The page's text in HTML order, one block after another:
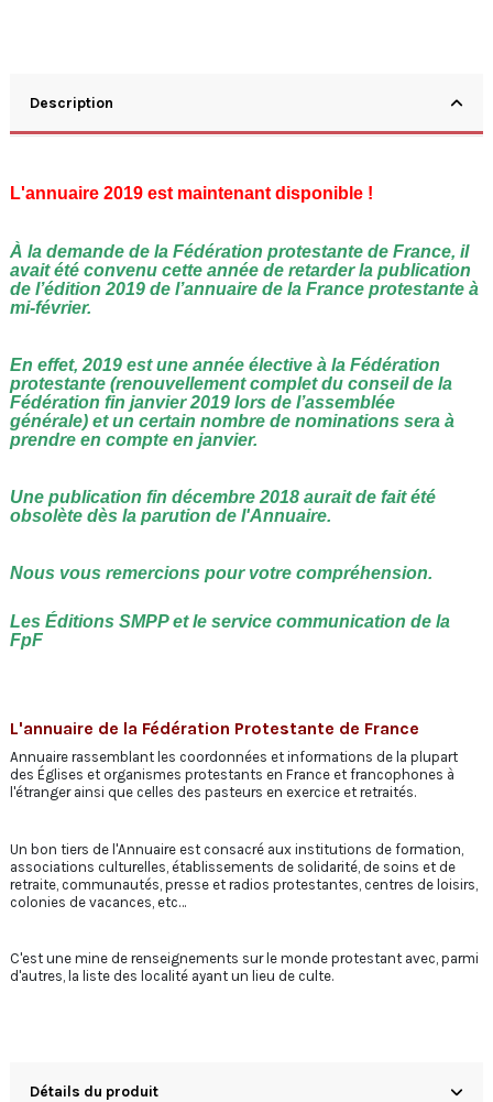
Description
L'annuaire 2019 est maintenant disponible !
À la demande de la Fédération protestante de France, il
avait été convenu cette année de retarder la publication
de l’édition 2019 de l’annuaire de la France protestante à
mi-février.
En effet, 2019 est une année élective à la Fédération
protestante (renouvellement complet du conseil de la
Fédération fin janvier 2019 lors de l’assemblée
générale) et un certain nombre de nominations sera à
prendre en compte en janvier.
Une publication fin décembre 2018 aurait de fait été
obsolète dès la parution de l'Annuaire.
Nous vous remercions pour votre compréhension.
Les Éditions SMPP et le service communication de la
FpF
L'annuaire de la Fédération Protestante de France
Annuaire rassemblant les coordonnées et informations de la plupart
des Églises et organismes protestants en France et francophones à
l'étranger ainsi que celles des pasteurs en exercice et retraités.
Un bon tiers de l'Annuaire est consacré aux institutions de formation,
associations culturelles, établissements de solidarité, de soins et de
retraite, communautés, presse et radios protestantes, centres de loisirs,
colonies de vacances, etc…
C'est une mine de renseignements sur le monde protestant avec, parmi
d'autres, la liste des localité ayant un lieu de culte.
Détails du produit